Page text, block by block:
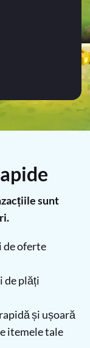
sunt
de oferte
de plăți
și ușoară
itemele tale